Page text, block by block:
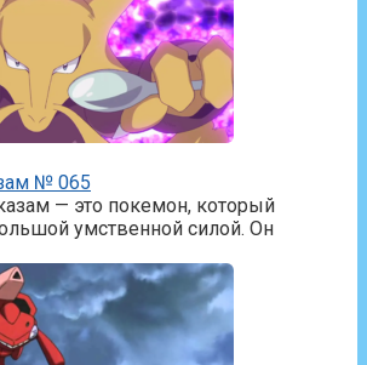
№ 065
— это покемон, который
умственной силой. Он